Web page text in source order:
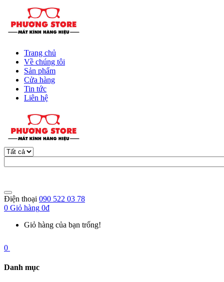
Trang chủ
Về chúng tôi
Sản phẩm
Cửa hàng
Tin tức
Liên hệ
Điện thoại 090 522 03 78
0 Giỏ hàng 0đ
Giỏ hàng của bạn trống!
0
Danh mục